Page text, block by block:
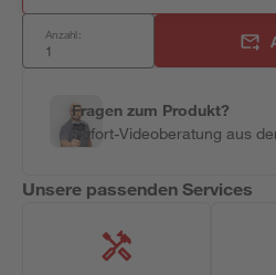
Anzahl:
Fragen zum Produkt?
Sofort-Videoberatung aus
Unsere passenden Services